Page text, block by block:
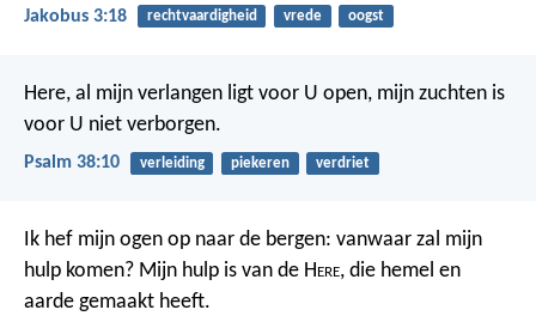
Jakobus 3:18 rechtvaardigheid vrede oogst
Here, al mijn verlangen ligt voor U open, mijn zuchten is
voor U niet verborgen.
Psalm 38:10 verleiding piekeren verdriet
Ik hef mijn ogen op naar de bergen: vanwaar zal mijn
hulp komen? Mijn hulp is van de Here, die hemel en
aarde gemaakt heeft.